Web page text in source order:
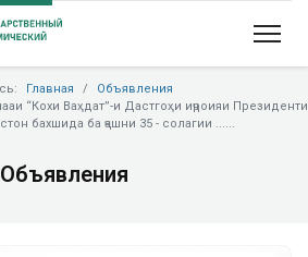
Главная
Объявления
“Кохи Ваҳдат”-и Дастгоҳи иҷроияи Президенти
бахшида ба ҷашни 35 - солагии ......
Объявления